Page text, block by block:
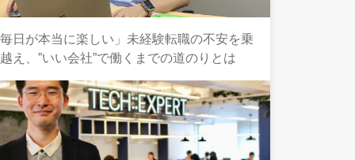
日が本当に楽しい」未経験転職の不安を乗
え、”いい会社”で働くまでの道のりとは